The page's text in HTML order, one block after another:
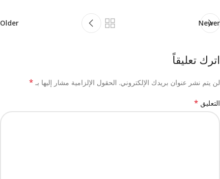
Newer
Older
اترك تعليقاً
لن يتم نشر عنوان بريدك الإلكتروني. الحقول الإلزامية مشار إليها بـ *
التعليق *